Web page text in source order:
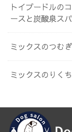
トイプードルの
ースと炭酸泉ス
ミックスのつむ
ミックスのりく